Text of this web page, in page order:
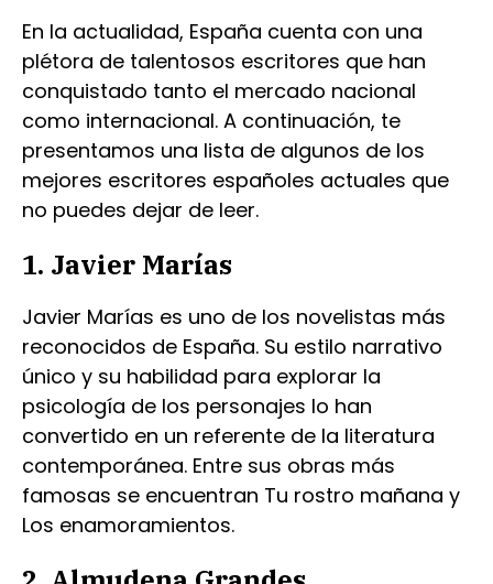
En la actualidad, España cuenta con una
plétora de talentosos escritores que han
conquistado tanto el mercado nacional
como internacional. A continuación, te
presentamos una lista de algunos de los
mejores escritores españoles actuales que
no puedes dejar de leer.
1. Javier Marías
Javier Marías es uno de los novelistas más
reconocidos de España. Su estilo narrativo
único y su habilidad para explorar la
psicología de los personajes lo han
convertido en un referente de la literatura
contemporánea. Entre sus obras más
famosas se encuentran Tu rostro mañana y
Los enamoramientos.